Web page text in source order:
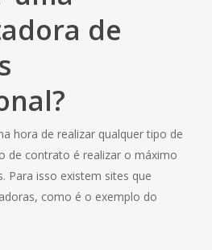
de
hora de realizar qualquer tipo de
de contrato é realizar o máximo
Para isso existem sites que
como é o exemplo do